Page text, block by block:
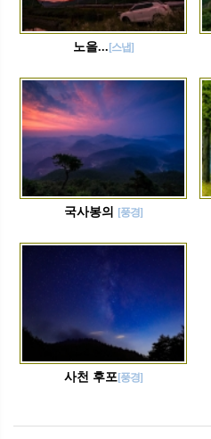
노을... [스냅]
국사봉의 [풍경]
사천 후포[풍경]